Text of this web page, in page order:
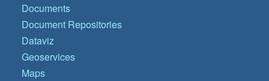
Documents
Document Repositories
Dataviz
Geoservices
Maps